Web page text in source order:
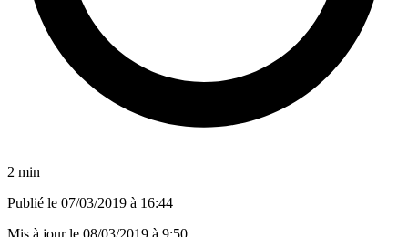
2 min
Publié le 07/03/2019 à 16:44
Mis à jour le 08/03/2019 à 9:50